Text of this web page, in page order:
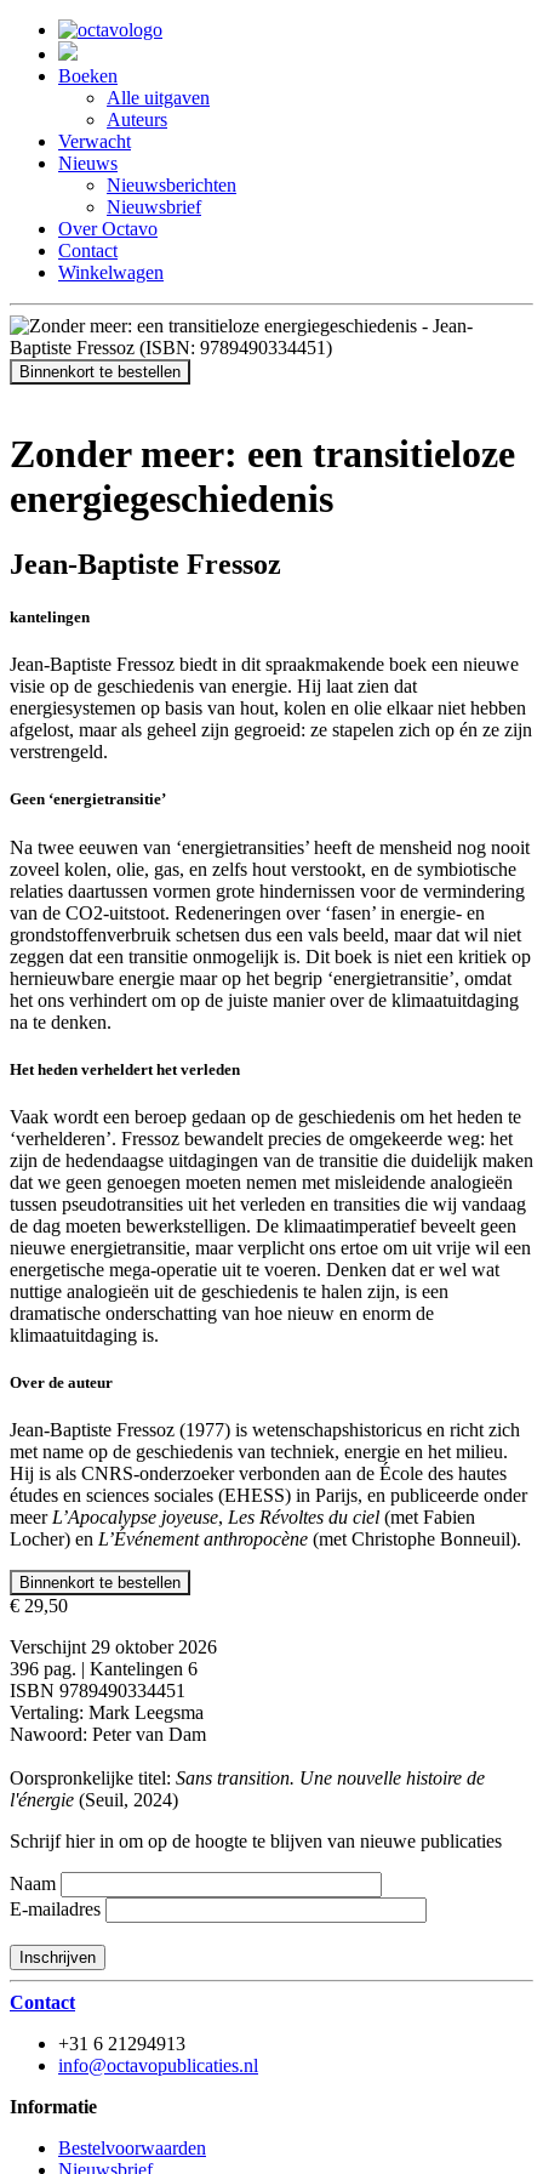
Boeken
Alle uitgaven
Auteurs
Verwacht
Nieuws
Nieuwsberichten
Nieuwsbrief
Over Octavo
Contact
Winkelwagen
Binnenkort te bestellen
Zonder meer: een transitieloze
energiegeschiedenis
Jean-Baptiste Fressoz
kantelingen
Jean-Baptiste Fressoz biedt in dit spraakmakende boek een nieuwe
visie op de geschiedenis van energie. Hij laat zien dat
energiesystemen op basis van hout, kolen en olie elkaar niet hebben
afgelost, maar als geheel zijn gegroeid: ze stapelen zich op én ze zijn
verstrengeld.
Geen ‘energietransitie’
Na twee eeuwen van ‘energietransities’ heeft de mensheid nog nooit
zoveel kolen, olie, gas, en zelfs hout verstookt, en de symbiotische
relaties daartussen vormen grote hindernissen voor de vermindering
van de CO2-uitstoot. Redeneringen over ‘fasen’ in energie- en
grondstoffenverbruik schetsen dus een vals beeld, maar dat wil niet
zeggen dat een transitie onmogelijk is. Dit boek is niet een kritiek op
hernieuwbare energie maar op het begrip ‘energietransitie’, omdat
het ons verhindert om op de juiste manier over de klimaatuitdaging
na te denken.
Het heden verheldert het verleden
Vaak wordt een beroep gedaan op de geschiedenis om het heden te
‘verhelderen’. Fressoz bewandelt precies de omgekeerde weg: het
zijn de hedendaagse uitdagingen van de transitie die duidelijk maken
dat we geen genoegen moeten nemen met misleidende analogieën
tussen pseudotransities uit het verleden en transities die wij vandaag
de dag moeten bewerkstelligen. De klimaatimperatief beveelt geen
nieuwe energietransitie, maar verplicht ons ertoe om uit vrije wil een
energetische mega-operatie uit te voeren. Denken dat er wel wat
nuttige analogieën uit de geschiedenis te halen zijn, is een
dramatische onderschatting van hoe nieuw en enorm de
klimaatuitdaging is.
Over de auteur
Jean-Baptiste Fressoz (1977) is wetenschapshistoricus en richt zich
met name op de geschiedenis van techniek, energie en het milieu.
Hij is als CNRS-onderzoeker verbonden aan de École des hautes
études en sciences sociales (EHESS) in Parijs, en publiceerde onder
meer L’Apocalypse joyeuse, Les Révoltes du ciel (met Fabien
Locher) en L’Événement anthropocène (met Christophe Bonneuil).
Binnenkort te bestellen
€ 29,50
Verschijnt 29 oktober 2026
396 pag. | Kantelingen 6
ISBN 9789490334451
Vertaling: Mark Leegsma
Nawoord: Peter van Dam
Oorspronkelijke titel: Sans transition. Une nouvelle histoire de
l'énergie (Seuil, 2024)
Schrijf hier in om op de hoogte te blijven van nieuwe publicaties
Naam
E-mailadres
Contact
+31 6 21294913
info@octavopublicaties.nl
Informatie
Bestelvoorwaarden